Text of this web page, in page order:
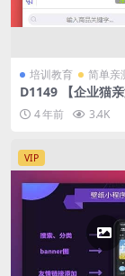
培训教育 简单亲
D1149 【企业猫
稿的全新知识付费
4 年前 3.4K
VIP